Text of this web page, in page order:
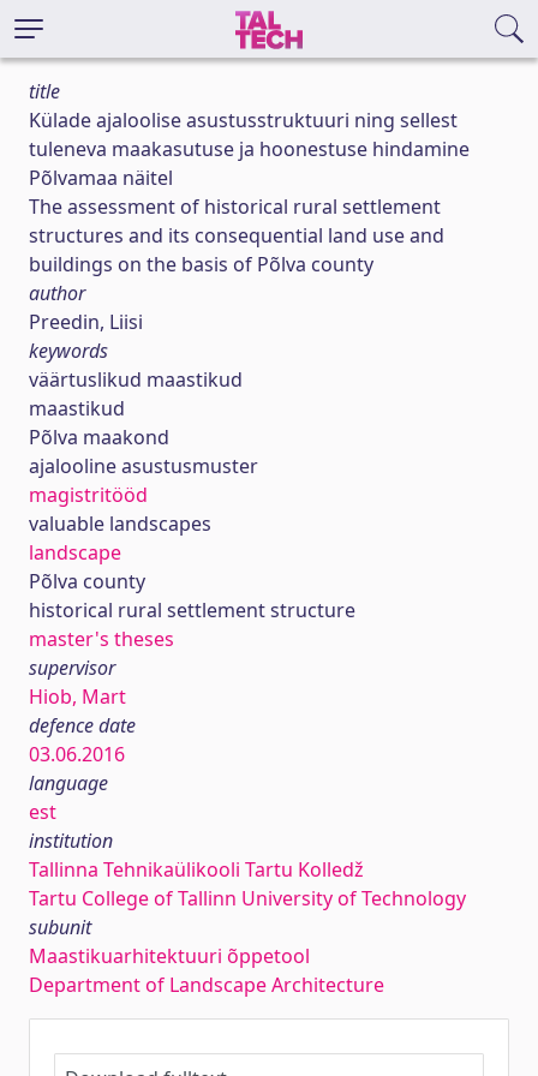
title
Külade ajaloolise asustusstruktuuri ning sellest
tuleneva maakasutuse ja hoonestuse hindamine
Põlvamaa näitel
The assessment of historical rural settlement
structures and its consequential land use and
buildings on the basis of Põlva county
author
Preedin, Liisi
keywords
väärtuslikud maastikud
maastikud
Põlva maakond
ajalooline asustusmuster
magistritööd
valuable landscapes
landscape
Põlva county
historical rural settlement structure
master's theses
supervisor
Hiob, Mart
defence date
03.06.2016
language
est
institution
Tallinna Tehnikaülikooli Tartu Kolledž
Tartu College of Tallinn University of Technology
subunit
Maastikuarhitektuuri õppetool
Department of Landscape Architecture